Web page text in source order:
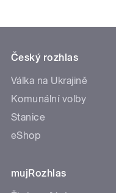
Český rozhlas
Válka na Ukrajině
Komunální volby
Stanice
eShop
mujRozhlas